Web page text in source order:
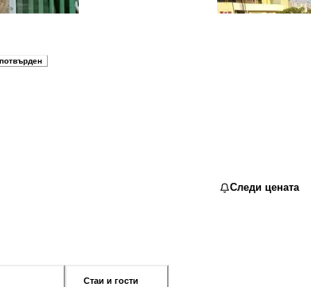
Следи цената
Стаи и гости